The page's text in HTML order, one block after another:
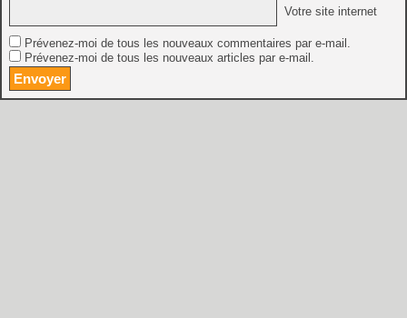
Votre site internet
Prévenez-moi de tous les nouveaux commentaires par e-mail.
Prévenez-moi de tous les nouveaux articles par e-mail.